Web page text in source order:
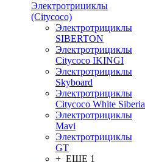
Электротрициклы
(Citycoco)
Электротрициклы
SIBERTON
Электротрициклы
Citycoco IKINGI
Электротрициклы
Skyboard
Электротрициклы
Citycoco White Siberia
Электротрициклы
Mavi
Электротрициклы
GT
+ ЕЩЕ 1